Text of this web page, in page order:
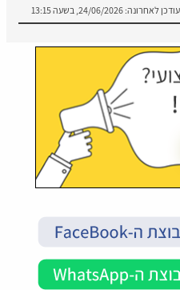
עודכן לאחרונה: 24/06/2026, בשעה 13:15